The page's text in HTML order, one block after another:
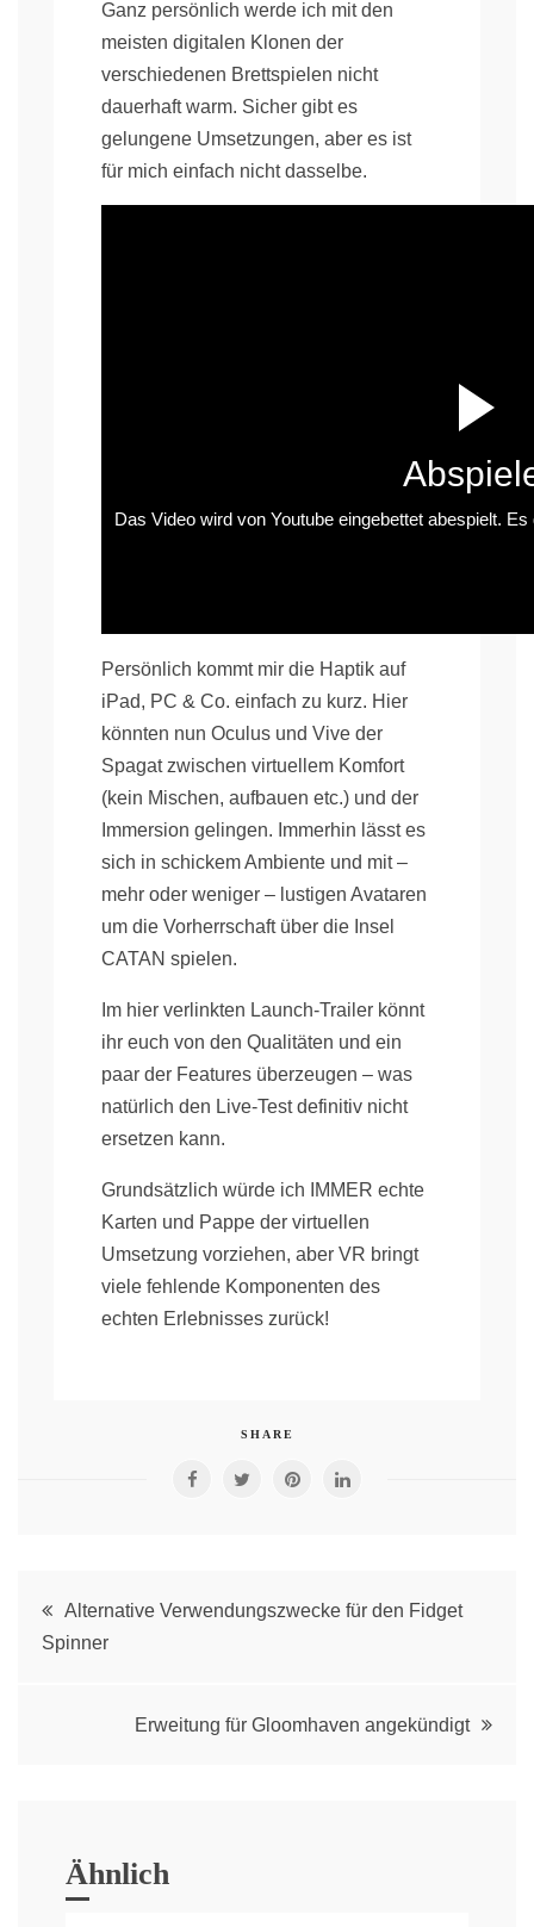
Ganz persönlich werde ich mit den
meisten digitalen Klonen der
verschiedenen Brettspielen nicht
dauerhaft warm. Sicher gibt es
gelungene Umsetzungen, aber es ist
für mich einfach nicht dasselbe.
Das Video wird von Youtube eingebettet abespielt.
Persönlich kommt mir die Haptik auf
iPad, PC & Co. einfach zu kurz. Hier
könnten nun Oculus und Vive der
Spagat zwischen virtuellem Komfort
(kein Mischen, aufbauen etc.) und der
Immersion gelingen. Immerhin lässt es
sich in schickem Ambiente und mit –
mehr oder weniger – lustigen Avataren
um die Vorherrschaft über die Insel
CATAN spielen.
Im hier verlinkten Launch-Trailer könnt
ihr euch von den Qualitäten und ein
paar der Features überzeugen – was
natürlich den Live-Test definitiv nicht
ersetzen kann.
Grundsätzlich würde ich IMMER echte
Karten und Pappe der virtuellen
Umsetzung vorziehen, aber VR bringt
viele fehlende Komponenten des
echten Erlebnisses zurück!
SHARE
Post
navigation
Alternative Verwendungszwecke für den Fidget
Spinner
Erweitung für Gloomhaven angekündigt
Ähnlich